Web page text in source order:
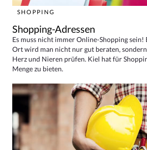
SHOPPING
Shopping-Adressen
Es muss nicht immer Online-Shopping
Ort wird man nicht nur gut beraten,
Herz und Nieren prüfen. Kiel hat für
Menge zu bieten.